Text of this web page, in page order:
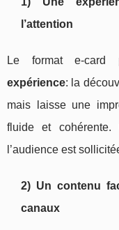
l’attention
Le format e-card
expérience: la
mais laisse une
fluide et cohérente.
l’audience est
2) Un contenu
canaux